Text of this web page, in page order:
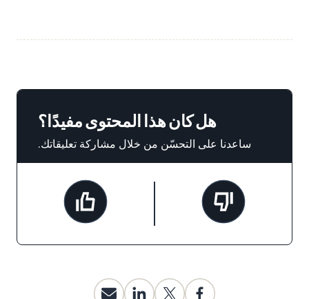
هل كان هذا المحتوى مفيدًا؟
ساعدنا على التحسّن من خلال مشاركة تعليقاتك.